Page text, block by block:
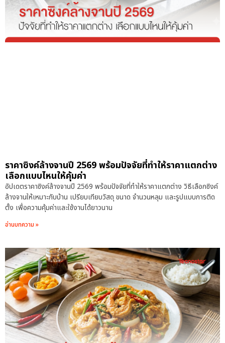
ราคาซิงค์ล้างจานปี 2569 พร้อมปัจจัยที่ทำให้ราคาแตกต่าง
เลือกแบบไหนให้คุ้มค่า
อัปเดตราคาซิงค์ล้างจานปี 2569 พร้อมปัจจัยที่ทำให้ราคาแตกต่าง วิธีเลือกซิงค์
ล้างจานให้เหมาะกับบ้าน เปรียบเทียบวัสดุ ขนาด จำนวนหลุม และรูปแบบการติด
ตั้ง เพื่อความคุ้มค่าและใช้งานได้ยาวนาน
อ่านบทความ »